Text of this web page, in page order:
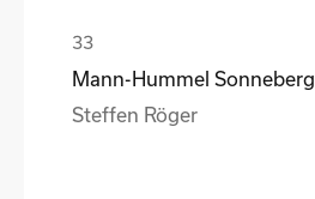
Mann-Hummel Sonneberg
Steffen Röger